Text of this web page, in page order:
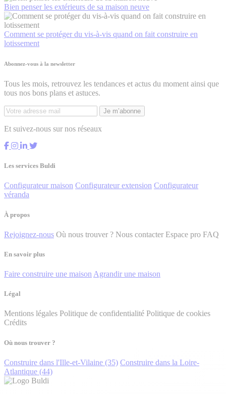
Bien penser les extérieurs de sa maison neuve
Comment se protéger du vis-à-vis quand on fait construire en
lotissement
Abonnez-vous à la newsletter
Tous les mois, retrouvez les tendances et actus du moment ainsi que
tous nos bons plans et astuces.
Je m’abonne
Et suivez-nous sur nos réseaux
Les services Buldi
Configurateur maison Configurateur extension Configurateur
véranda
À propos
Rejoignez-nous Où nous trouver ? Nous contacter Espace pro FAQ
En savoir plus
Faire construire une maison Agrandir une maison
Légal
Mentions légales Politique de confidentialité Politique de cookies
Crédits
Où nous trouver ?
Construire dans l'Ille-et-Vilaine (35) Construire dans la Loire-
Atlantique (44)